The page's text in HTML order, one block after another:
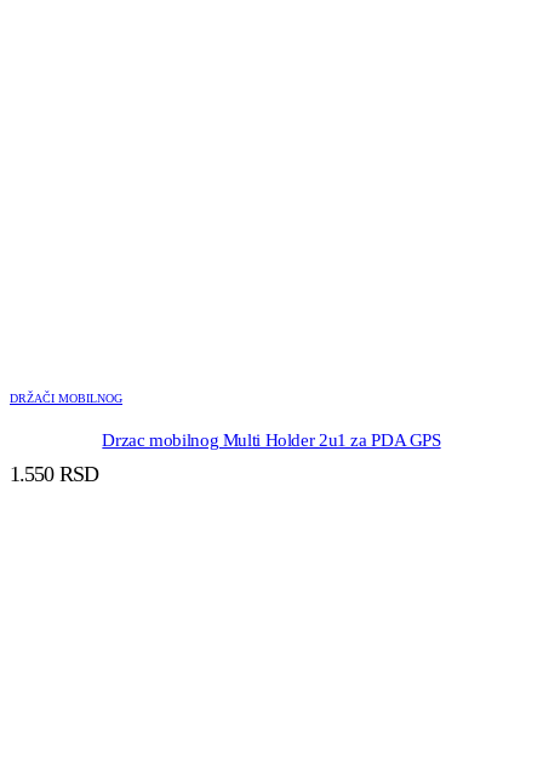
DRŽAČI MOBILNOG
Drzac mobilnog Multi Holder 2u1 za PDA GPS
1.550 RSD